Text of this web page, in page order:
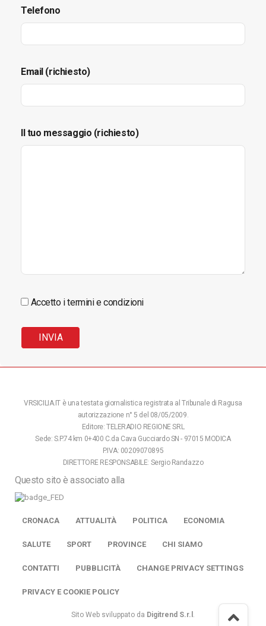
Telefono
Email (richiesto)
Il tuo messaggio (richiesto)
Accetto i termini e condizioni
VRSICILIA.IT è una testata giornalistica registrata al Tribunale di Ragusa
autorizzazione n° 5 del 08/05/2009.
Editore: TELERADIO REGIONE SRL
Sede: S.P.74 km 0+400 C.da Cava Gucciardo SN - 97015 MODICA
P.IVA: 00209070895
DIRETTORE RESPONSABILE: Sergio Randazzo
Questo sito è associato alla
CRONACA ATTUALITÀ POLITICA ECONOMIA
SALUTE SPORT PROVINCE CHI SIAMO
CONTATTI PUBBLICITÀ CHANGE PRIVACY SETTINGS
PRIVACY E COOKIE POLICY
Sito Web sviluppato da Digitrend S.r.l .